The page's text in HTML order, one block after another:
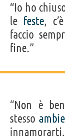
“Io ho
le feste,
faccio
fine.”
“Non è
stesso